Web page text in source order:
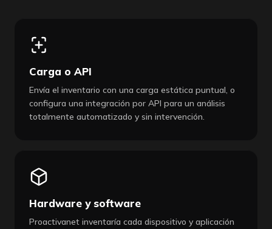
Carga o API
Envía el inventario con una carga estática puntual, o
configura una integración por API para un análisis
totalmente automatizado y sin intervención.
Hardware y software
Proactivanet inventaría cada dispositivo y aplicación